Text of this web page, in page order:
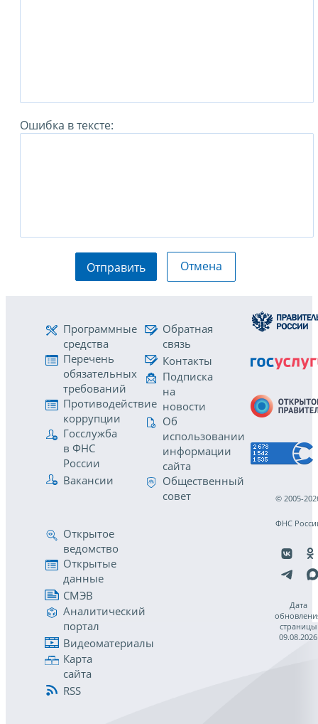
Ошибка в тексте:
Отправить Отмена
Программные
средства
Перечень
обязательных
требований
Противодействие
коррупции
Госслужба
в ФНС
России
Вакансии
Обратная
связь
Контакты
Подписка
на
новости
Об
использовании
информации
сайта
Общественный
совет
Открытое
ведомство
Открытые
данные
СМЭВ
Аналитический
портал
Видеоматериалы
Карта
сайта
RSS
© 2005-
ФНС
Дата
страницы
09.08.2026